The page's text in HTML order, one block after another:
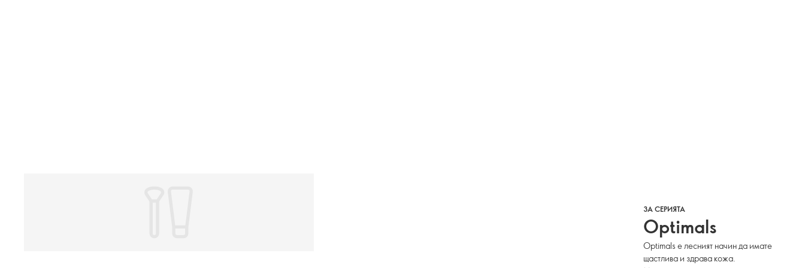
ЗА СЕРИЯТА
Optimals
Optimals е лесният начин да имате
щастлива и здрава кожа.